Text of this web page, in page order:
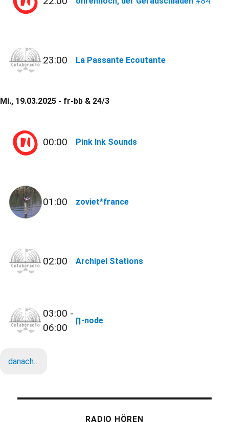
23:00 La Passante Ecoutante
Mi., 19.03.2025 - fr-bb & 24/3
00:00 Pink Ink Sounds
01:00 zoviet*france
02:00 Archipel Stations
03:00 -
06:00
∏-node
danach…
RADIO HÖREN